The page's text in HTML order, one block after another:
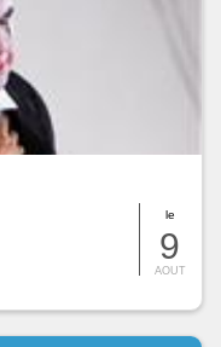
le
9
AOUT